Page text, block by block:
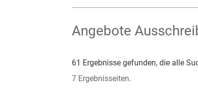
Angebote
61 Ergebnisse gefunden, die alle
7 Ergebnisseiten.